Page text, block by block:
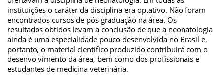
instituições o caráter da disciplina era optativo. Não foram
encontrados cursos de pós graduação na área. Os
resultados obtidos levam a conclusão de que a neonatologia
ainda é uma especialidade pouco desenvolvida no Brasil e,
portanto, o material científico produzido contribuirá com o
desenvolvimento da área, bem como dos profissionais e
estudantes de medicina veterinária.